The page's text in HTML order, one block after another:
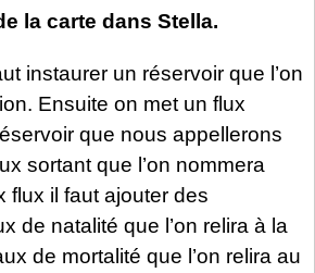
la carte dans Stella.
instaurer un réservoir que l’on
Ensuite on met un flux
que nous appellerons
sortant que l’on nommera
flux il faut ajouter des
de natalité que l’on relira à la
de mortalité que l’on relira au